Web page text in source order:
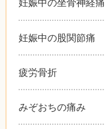
妊娠中の坐骨神経痛
妊娠中の股関節痛
疲労骨折
みぞおちの痛み